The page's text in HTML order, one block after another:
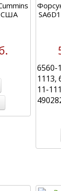
США
6560-
1113,
11-